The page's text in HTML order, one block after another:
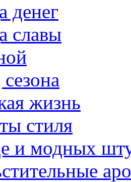
денег
славы
жизнь
стиля
и модных